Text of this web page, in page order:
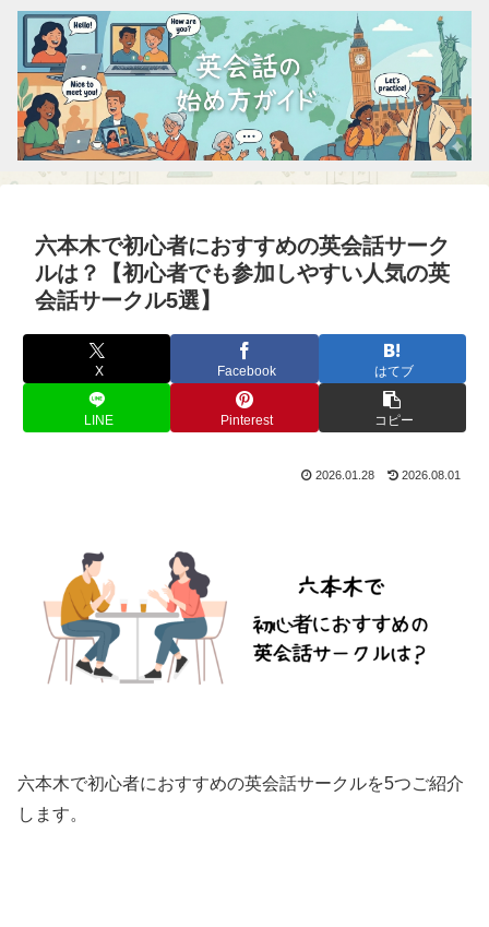
六本木で初心者におすすめの英会話サーク
ルは？【初心者でも参加しやすい人気の英
会話サークル5選】
X Facebook はてブ
LINE Pinterest コピー
2026.01.28 2026.08.01
六本木で初心者におすすめの英会話サークルを5つご紹介
します。